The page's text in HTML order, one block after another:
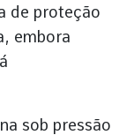
de proteção
embora
sob pressão